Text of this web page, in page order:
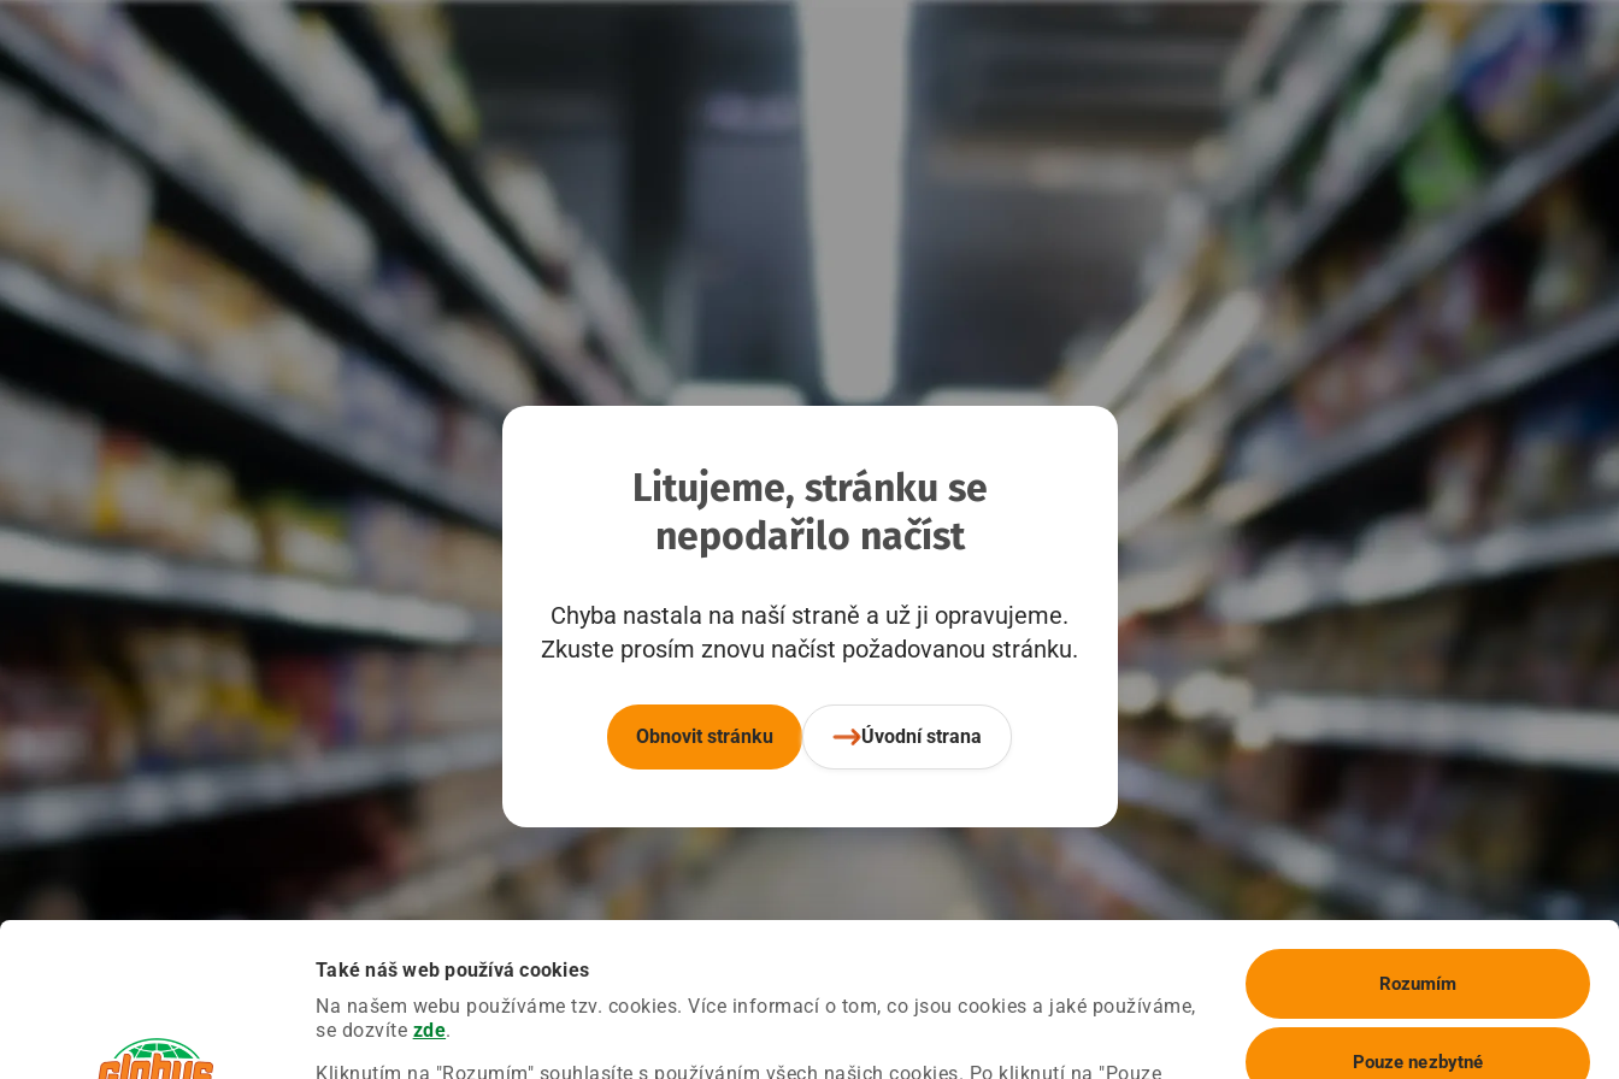
Také náš web používá cookies
Na našem webu používáme tzv. cookies. Více informací o tom, co jsou cookies a jaké používáme,
se dozvíte zde.
Kliknutím na "Rozumím" souhlasíte s používáním všech našich cookies. Po kliknutí na "Pouze
Rozumím
Pouze nezbytné
Litujeme, stránku se
nepodařilo načíst
Chyba nastala na naší straně a už ji opravujeme.
Zkuste prosím znovu načíst požadovanou stránku.
Obnovit stránku Úvodní strana